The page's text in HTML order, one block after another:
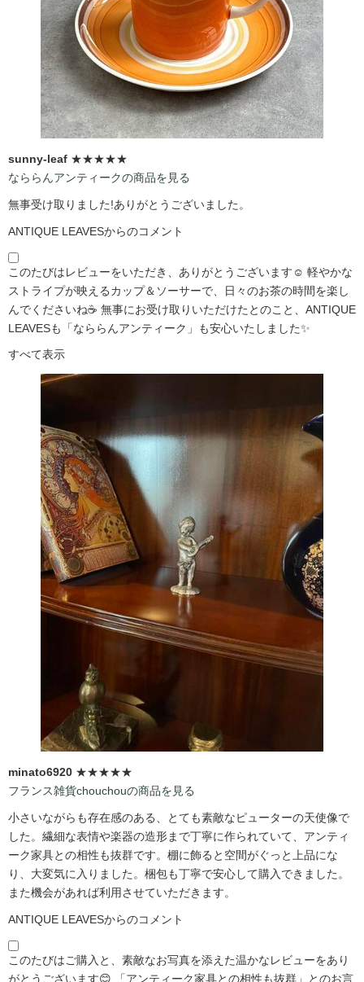
sunny-leaf ★★★★★
なららんアンティークの商品を見る
無事受け取りました!ありがとうございました。
ANTIQUE LEAVESからのコメント
このたびはレビューをいただき、ありがとうございます☺️ 軽やかな
ストライプが映えるカップ＆ソーサーで、日々のお茶の時間を楽し
んでくださいね☕ 無事にお受け取りいただけたとのこと、ANTIQUE
LEAVESも「なららんアンティーク」も安心いたしました✨
すべて表示
minato6920 ★★★★★
フランス雑貨chouchouの商品を見る
小さいながらも存在感のある、とても素敵なピューターの天使像で
した。繊細な表情や楽器の造形まで丁寧に作られていて、アンティ
ーク家具との相性も抜群です。棚に飾ると空間がぐっと上品にな
り、大変気に入りました。梱包も丁寧で安心して購入できました。
また機会があれば利用させていただきます。
ANTIQUE LEAVESからのコメント
このたびはご購入と、素敵なお写真を添えた温かなレビューをあり
がとうございます😊 「アンティーク家具との相性も抜群」とのお言